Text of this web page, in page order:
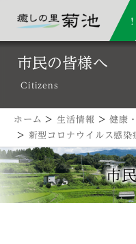
市民の皆様へ
Citizens
ホーム >生活情報 >健康
> 新型コロナウイルス感染
市